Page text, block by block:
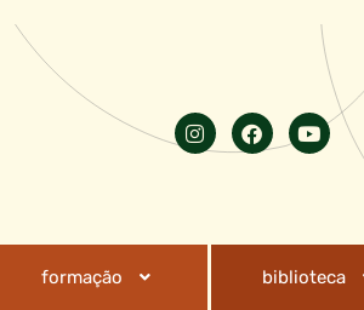
formação biblioteca